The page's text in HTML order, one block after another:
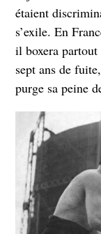
étaient
s’exile. En
il boxera partout
sept ans de
purge sa peine